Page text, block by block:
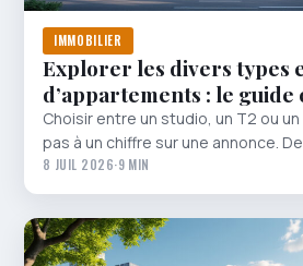
IMMOBILIER
Explorer les divers types
d’appartements : le
Choisir entre un studio, un T2 ou
pas à un chiffre sur une annonce.
8 JUIL 2026·9 MIN